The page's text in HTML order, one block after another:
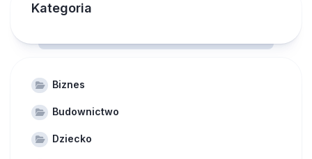
Kategoria
Biznes
Budownictwo
Dziecko